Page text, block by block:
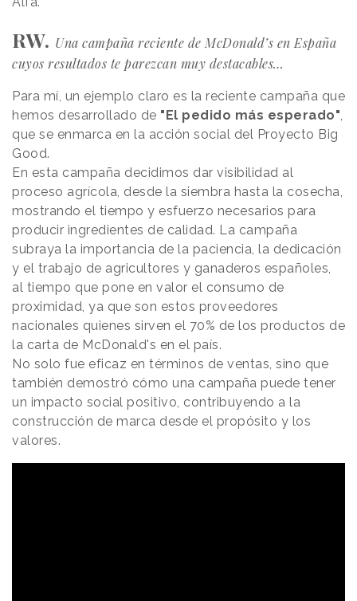
RW. Una campaña reciente de McDonald’s en España
cuyos resultados te parezcan muy destacables…
Para mí, un ejemplo claro es la reciente campaña que
hemos desarrollado de "El pedido más esperado"
que se enmarca en la acción social del Proyecto Big
Good.
En esta campaña decidimos dar visibilidad al
proceso agrícola, desde la siembra hasta la cosecha,
mostrando el tiempo y esfuerzo necesarios para
producir ingredientes de calidad. La campaña
subraya la importancia de la paciencia, la dedicación
y el trabajo de agricultores y ganaderos españoles,
al tiempo que pone en valor el consumo de
proximidad, ya que son estos proveedores
nacionales quienes sirven el 70% de los productos de
la carta de McDonald's en el país.
No solo fue eficaz en términos de ventas, sino que
también demostró cómo una campaña puede tener
un impacto social positivo, contribuyendo a la
construcción de marca desde el propósito y los
valores.